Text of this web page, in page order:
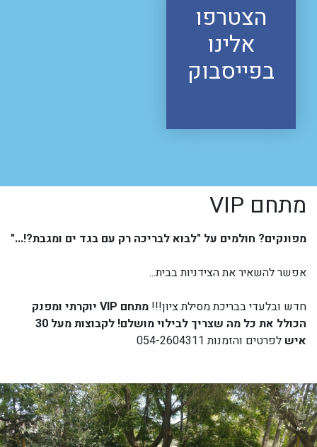
הצטרפו
אלינו
בפייסבוק
מתחם VIP
מפונקים? חולמים על "לבוא לבריכה רק עם בגד ים ומגבת?!..."
אפשר להשאיר את הצידניות בבית...
חדש ובלעדי בבריכת מסילת ציון!!!
מתחם VIP יוקרתי ומפנק
הכולל את כל מה שצריך לבילוי מושלם! לקבוצות מעל 30
איש לפרטים והזמנות 054-2604311